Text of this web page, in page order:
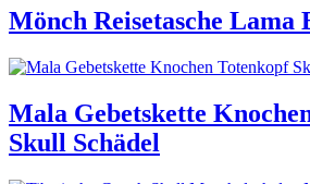
Mönch Reisetasche Lama
Mala Gebetskette
Skull Schädel